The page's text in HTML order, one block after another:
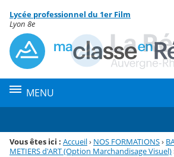
Menu de la rubrique
Contenu
Lycée professionnel du 1er Film
Lyon 8e
MENU
Vous êtes ici : Accueil› NOS FORMATIONS›
METIERS d'ART (Option Marchandisage Visuel)